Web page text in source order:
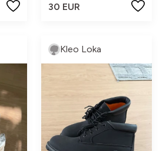
30 EUR
Kleo Loka